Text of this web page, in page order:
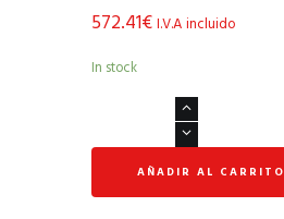
572.41€I.V.A incluido
In stock
Med
AÑADIR AL CARRITO